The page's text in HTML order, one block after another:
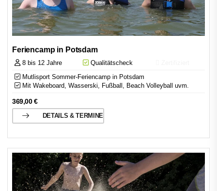
Feriencamp in Potsdam
8 bis 12 Jahre Qualitätscheck
Mutlisport Sommer-Feriencamp in Potsdam
Mit Wakeboard, Wasserski, Fußball, Beach Volleyball uvm.
369,00€
DETAILS & TERMINE